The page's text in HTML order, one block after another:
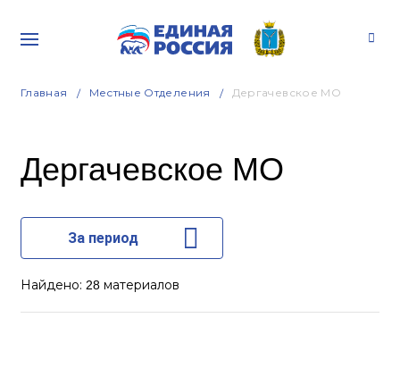
Главная Местные Отделения Дергачевское МО
Дергачевское МО
За период
Найдено: 28 материалов